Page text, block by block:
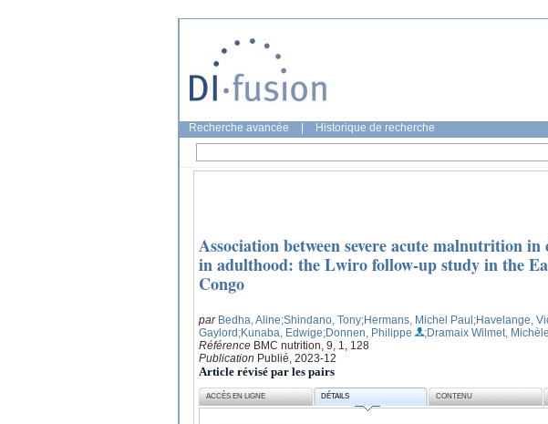
Recherche avancée Historique de recherche
Association between severe acute malnutrition
in adulthood: the Lwiro follow-up study in the
Congo
par Bedha, Aline;Shindano, Tony;Hermans, Michel Paul;Havelange,
Gaylord;Kunaba, Edwige;Donnen, Philippe ;Dramaix Wilmet, Michèle
Référence BMC nutrition, 9, 1, 128
Publication Publié, 2023-12
Article révisé par les pairs
ACCÈS EN LIGNE DÉTAILS CONTENU